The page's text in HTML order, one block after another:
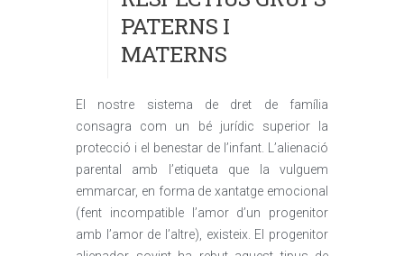
PATERNS I
MATERNS
El nostre sistema de dret de família
consagra com un bé jurídic superior la
protecció i el benestar de l’infant. L’alienació
parental amb l’etiqueta que la vulguem
emmarcar, en forma de xantatge emocional
(fent incompatible l’amor d’un progenitor
amb l’amor de l’altre), existeix. El progenitor